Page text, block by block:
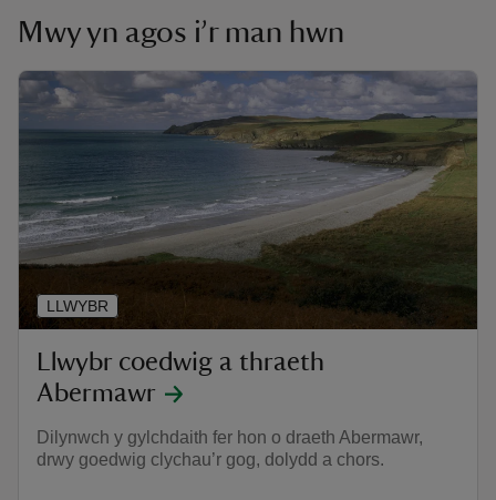
Mwy yn agos i’r man hwn
Llwybr coedwig a thraeth
Abermawr
Dilynwch y gylchdaith fer hon o draeth Abermawr,
drwy goedwig clychau’r gog, dolydd a chors.
LLWYBR